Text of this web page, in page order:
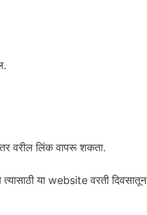
वरील लिंक वापरू शकता.
या website वरती दिवसातून